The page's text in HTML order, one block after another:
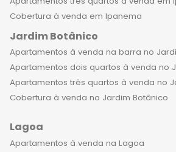
Cobertura à venda em Ipanema
Jardim Botânico
Apartamentos à venda na barra no
Apartamentos dois quartos à venda no
Apartamentos três quartos à venda no
Cobertura à venda no Jardim Botânico
Lagoa
Apartamentos à venda na Lagoa